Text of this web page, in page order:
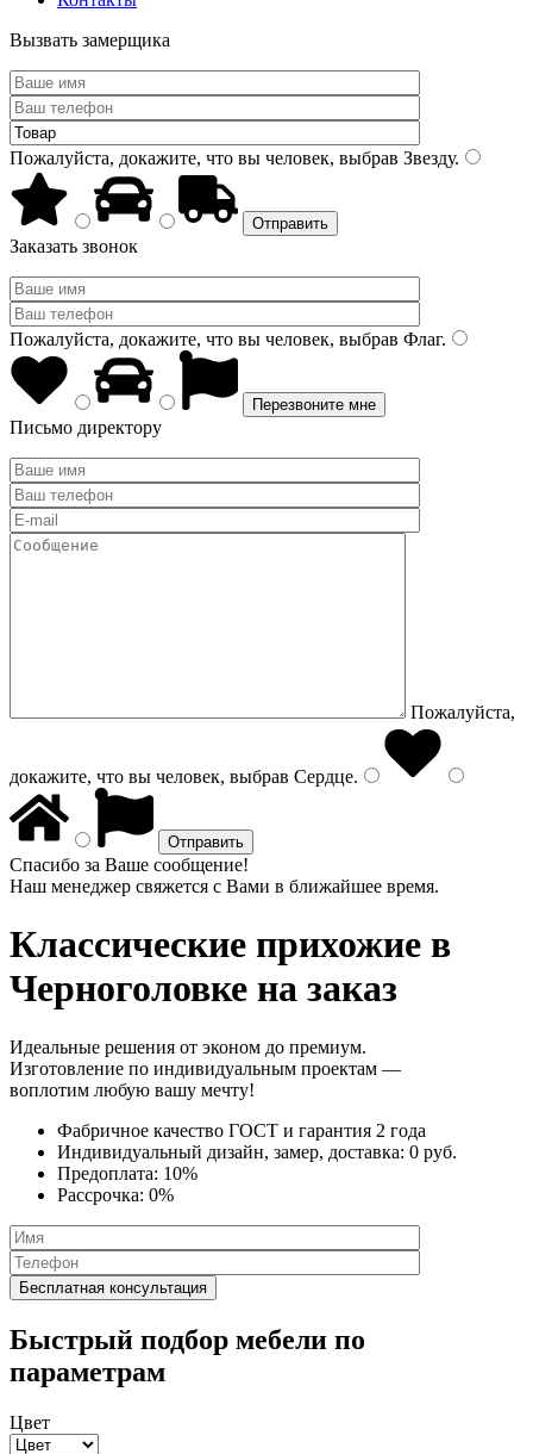
Вызвать замерщика
Пожалуйста, докажите, что вы человек, выбрав Звезду.
Заказать звонок
Пожалуйста, докажите, что вы человек, выбрав Флаг.
Письмо директору
Пожалуйста,
докажите, что вы человек, выбрав Сердце.
Спасибо за Ваше сообщение!
Наш менеджер свяжется с Вами в ближайшее время.
Классические прихожие в
Черноголовке на заказ
Идеальные решения от эконом до премиум.
Изготовление по индивидуальным проектам —
воплотим любую вашу мечту!
Фабричное качество ГОСТ и гарантия 2 года
Индивидуальный дизайн, замер, доставка: 0 руб.
Предоплата: 10%
Рассрочка: 0%
Быстрый подбор мебели по
параметрам
Цвет